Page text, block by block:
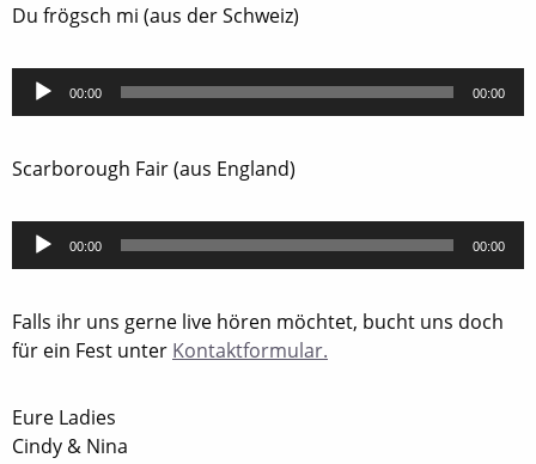
Du frögsch mi (aus der Schweiz)
Audio-
Player
00:00 00:00
Scarborough Fair (aus England)
Audio-
Player
00:00 00:00
Falls ihr uns gerne live hören möchtet, bucht uns doch
für ein Fest unter Kontaktformular.
Eure Ladies
Cindy & Nina